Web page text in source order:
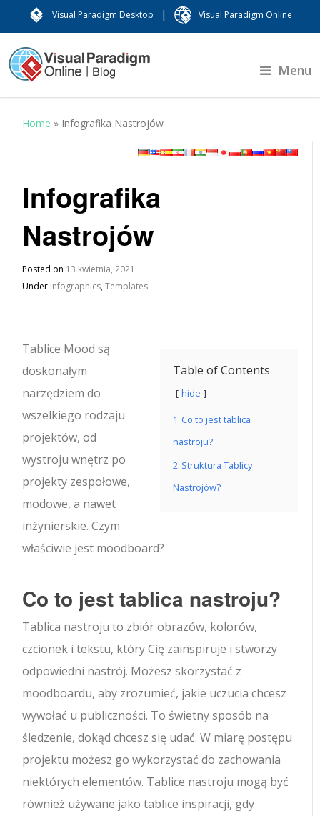
Visual Paradigm Desktop | Visual Paradigm Online
Menu
Home » Infografika Nastrojów
Infografika
Nastrojów
Posted on 13 kwietnia, 2021
Under Infographics,Templates
Table of Contents
hide
1 Co to jest tablica
nastroju?
2 Struktura Tablicy
Nastrojów?
Tablice Mood są
doskonałym
narzędziem do
wszelkiego rodzaju
projektów, od
wystroju wnętrz po
projekty zespołowe,
modowe, a nawet
inżynierskie. Czym
właściwie jest moodboard?
Co to jest tablica nastroju?
Tablica nastroju to zbiór obrazów, kolorów,
czcionek i tekstu, który Cię zainspiruje i stworzy
odpowiedni nastrój. Możesz skorzystać z
moodboardu, aby zrozumieć, jakie uczucia chcesz
wywołać u publiczności. To świetny sposób na
śledzenie, dokąd chcesz się udać. W miarę postępu
projektu możesz go wykorzystać do zachowania
niektórych elementów. Tablice nastroju mogą być
również używane jako tablice inspiracji, gdy